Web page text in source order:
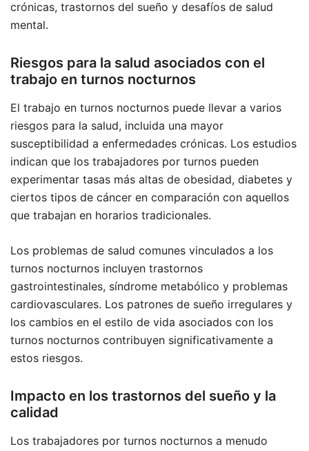
crónicas, trastornos del sueño y desafíos de salud
mental.
Riesgos para la salud asociados con el
trabajo en turnos nocturnos
El trabajo en turnos nocturnos puede llevar a varios
riesgos para la salud, incluida una mayor
susceptibilidad a enfermedades crónicas. Los estudios
indican que los trabajadores por turnos pueden
experimentar tasas más altas de obesidad, diabetes y
ciertos tipos de cáncer en comparación con aquellos
que trabajan en horarios tradicionales.
Los problemas de salud comunes vinculados a los
turnos nocturnos incluyen trastornos
gastrointestinales, síndrome metabólico y problemas
cardiovasculares. Los patrones de sueño irregulares y
los cambios en el estilo de vida asociados con los
turnos nocturnos contribuyen significativamente a
estos riesgos.
Impacto en los trastornos del sueño y la
calidad
Los trabajadores por turnos nocturnos a menudo